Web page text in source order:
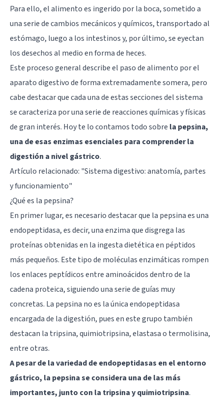
Para ello, el alimento es ingerido por la boca, sometido a
una serie de cambios mecánicos y químicos, transportado al
estómago, luego a los intestinos y, por último, se eyectan
los desechos al medio en forma de heces.
Este proceso general describe el paso de alimento por el
aparato digestivo de forma extremadamente somera, pero
cabe destacar que cada una de estas secciones del sistema
se caracteriza por una serie de reacciones químicas y físicas
de gran interés. Hoy te lo contamos todo sobre la pepsina,
una de esas enzimas esenciales para comprender la
digestión a nivel gástrico.
Artículo relacionado: "Sistema digestivo: anatomía, partes
y funcionamiento"
¿Qué es la pepsina?
En primer lugar, es necesario destacar que la pepsina es una
endopeptidasa, es decir, una enzima que disgrega las
proteínas obtenidas en la ingesta dietética en péptidos
más pequeños. Este tipo de moléculas enzimáticas rompen
los enlaces peptídicos entre aminoácidos dentro de la
cadena proteica, siguiendo una serie de guías muy
concretas. La pepsina no es la única endopeptidasa
encargada de la digestión, pues en este grupo también
destacan la tripsina, quimiotripsina, elastasa o termolisina,
entre otras.
A pesar de la variedad de endopeptidasas en el entorno
gástrico, la pepsina se considera una de las más
importantes, junto con la tripsina y quimiotripsina.